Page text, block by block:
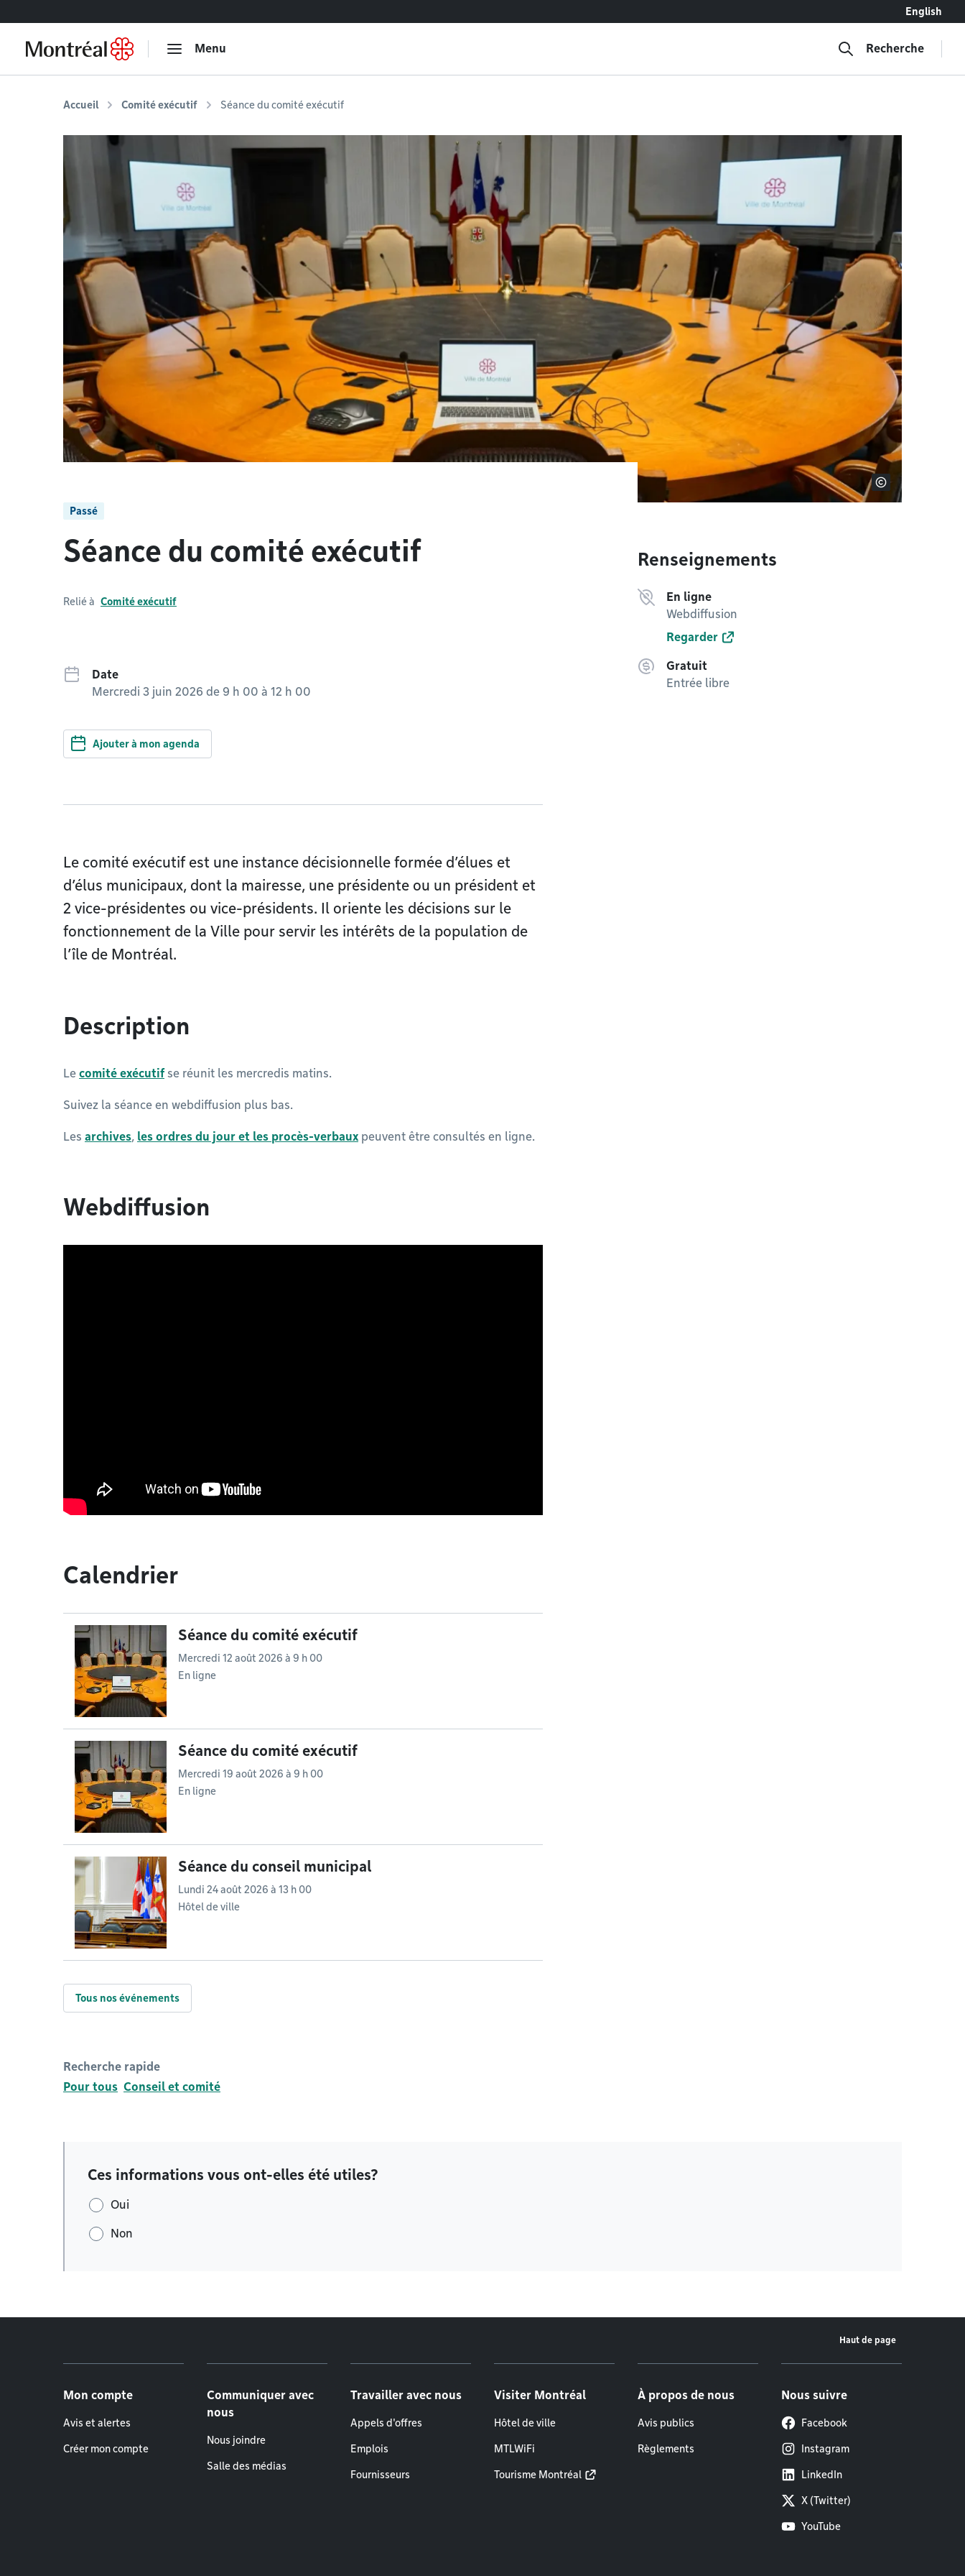
English
Menu Recherche
Accueil Comité exécutif Séance du comité exécutif
Passé
Séance du comité exécutif
Relié à Comité exécutif
Date
Mercredi 3 juin 2026 de 9 h 00 à 12 h 00
Ajouter à mon agenda
Renseignements
En ligne
Webdiffusion
Regarder
Gratuit
Entrée libre
Le comité exécutif est une instance décisionnelle formée d’élues et
d’élus municipaux, dont la mairesse, une présidente ou un président et
2 vice-présidentes ou vice-présidents. Il oriente les décisions sur le
fonctionnement de la Ville pour servir les intérêts de la population de
l’île de Montréal.
Description
Le comité exécutifse réunit les mercredis matins.
Suivez la séance en webdiffusion plus bas.
Les archives, les ordres du jour et les procès-verbaux peuvent être consultés en ligne.
Webdiffusion
Calendrier
Séance du comité exécutif
Mercredi 12 août 2026 à 9 h 00
En ligne
Séance du comité exécutif
Mercredi 19 août 2026 à 9 h 00
En ligne
Séance du conseil municipal
Lundi 24 août 2026 à 13 h 00
Hôtel de ville
Tous nos événements
Recherche rapide
Pour tous Conseil et comité
Ces informations vous ont-elles été utiles?
Oui
Non
Haut de page
Mon compte
Avis et alertes
Créer mon compte
Communiquer avec
nous
Nous joindre
Salle des médias
Travailler avec nous
Appels d'offres
Emplois
Fournisseurs
Visiter Montréal
Hôtel de ville
MTLWiFi
Tourisme Montréal
À propos de nous
Avis publics
Règlements
Nous suivre
Facebook
Instagram
LinkedIn
X (Twitter)
YouTube